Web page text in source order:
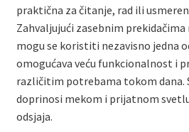
praktična za čitanje, rad ili
Zahvaljujući zasebnim
mogu se koristiti nezavisno jedna
omogućava veću funkcionalnost i
različitim potrebama tokom dana.
doprinosi mekom i prijatnom
odsjaja.